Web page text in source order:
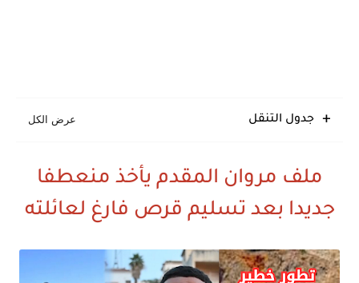
جدول التنقل
ملف مروان المقدم يأخذ منعطفا
جديدا بعد تسليم قرص فارغ لعائلته